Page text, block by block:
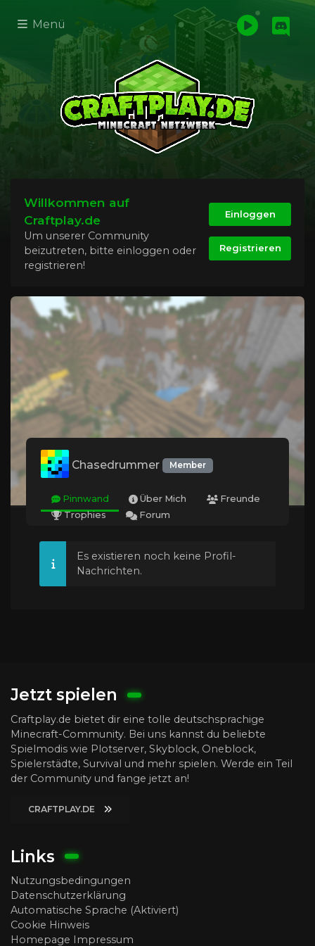
Menü
Willkommen auf
Craftplay.de
Um unserer Community
beizutreten, bitte einloggen oder
registrieren!
Einloggen
Registrieren
Chasedrummer Member
Pinnwand Über Mich
Freunde
Trophies
Forum
Es existieren noch keine Profil-
Nachrichten.
Jetzt spielen
Craftplay.de bietet dir eine tolle deutschsprachige
Minecraft-Community. Bei uns kannst du beliebte
Spielmodis wie Plotserver, Skyblock, Oneblock,
Spielerstädte, Survival und mehr spielen. Werde ein Teil
der Community und fange jetzt an!
CRAFTPLAY.DE
Links
Nutzungsbedingungen
Datenschutzerklärung
Automatische Sprache (Aktiviert)
Cookie Hinweis
Homepage Impressum